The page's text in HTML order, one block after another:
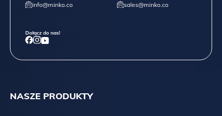
NASZE PRODUKTY
info@minko.co
sales@minko.co
Dołącz do nas!